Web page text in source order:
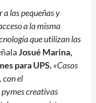
las pequeñas y
a la misma
que utilizan las
Josué Marina,
para UPS.«Casos
con el
creativas